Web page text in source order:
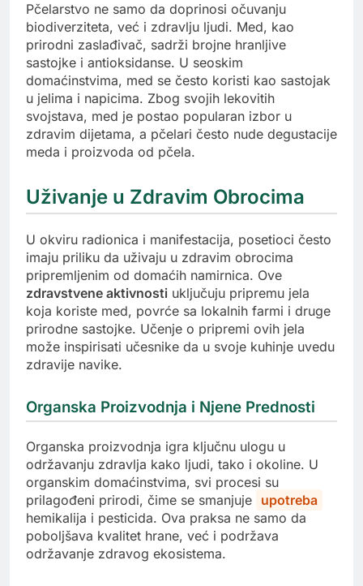
Pčelarstvo ne samo da doprinosi očuvanju
biodiverziteta, već i zdravlju ljudi. Med, kao
prirodni zaslađivač, sadrži brojne hranljive
sastojke i antioksidanse. U seoskim
domaćinstvima, med se često koristi kao sastojak
u jelima i napicima. Zbog svojih lekovitih
svojstava, med je postao popularan izbor u
zdravim dijetama, a pčelari često nude degustacije
meda i proizvoda od pčela.
Uživanje u Zdravim Obrocima
U okviru radionica i manifestacija, posetioci često
imaju priliku da uživaju u zdravim obrocima
pripremljenim od domaćih namirnica. Ove
zdravstvene aktivnosti uključuju pripremu jela
koja koriste med, povrće sa lokalnih farmi i druge
prirodne sastojke. Učenje o pripremi ovih jela
može inspirisati učesnike da u svoje kuhinje uvedu
zdravije navike.
Organska Proizvodnja i Njene Prednosti
Organska proizvodnja igra ključnu ulogu u
održavanju zdravlja kako ljudi, tako i okoline. U
organskim domaćinstvima, svi procesi su
prilagođeni prirodi, čime se smanjuje upotreba
hemikalija i pesticida. Ova praksa ne samo da
poboljšava kvalitet hrane, već i podržava
održavanje zdravog ekosistema.